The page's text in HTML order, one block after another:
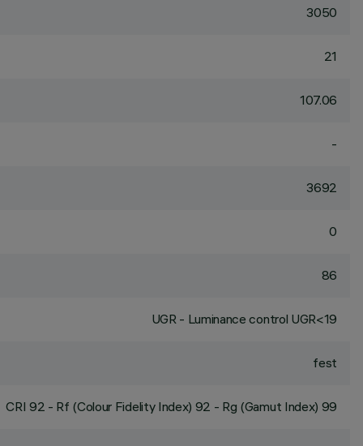
3050
21
107.06
-
3692
0
86
UGR - Luminance control UGR<19
fest
CRI 92 - Rf (Colour Fidelity Index) 92 - Rg (Gamut Index) 99